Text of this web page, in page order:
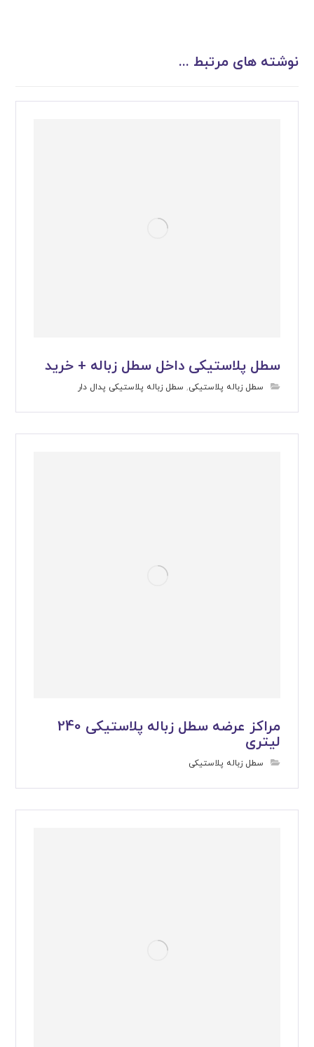
نوشته های مرتبط ...
سطل پلاستیکی داخل سطل زباله + خرید
سطل زباله پلاستیکی, سطل زباله پلاستیکی پدال دار
مراکز عرضه سطل زباله پلاستیکی 240
لیتری
سطل زباله پلاستیکی